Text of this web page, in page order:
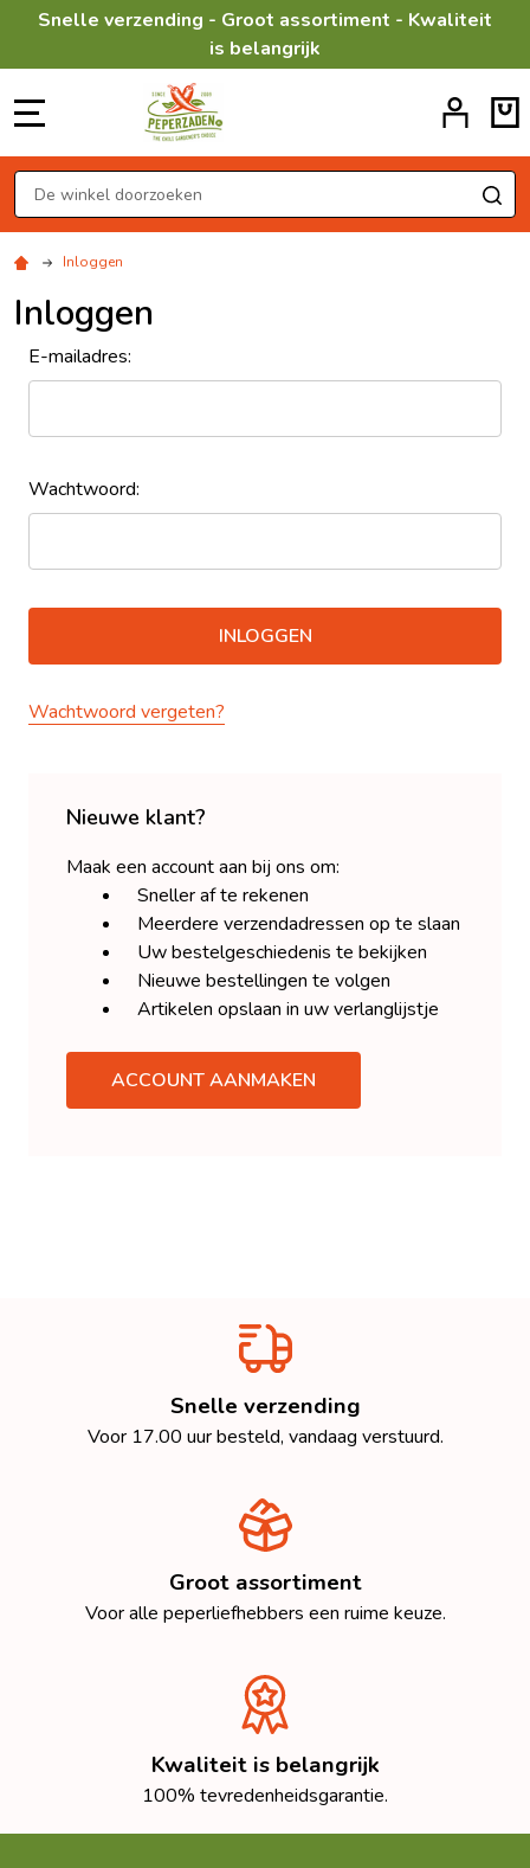
Snelle verzending - Groot assortiment - Kwaliteit
is belangrijk
Zoeken
Inloggen
Inloggen
E-mailadres:
Wachtwoord:
Wachtwoord vergeten?
Nieuwe klant?
Maak een account aan bij ons om:
Sneller af te rekenen
Meerdere verzendadressen op te slaan
Uw bestelgeschiedenis te bekijken
Nieuwe bestellingen te volgen
Artikelen opslaan in uw verlanglijstje
ACCOUNT AANMAKEN
Snelle verzending
Voor 17.00 uur besteld, vandaag verstuurd.
Groot assortiment
Voor alle peperliefhebbers een ruime keuze.
Kwaliteit is belangrijk
100% tevredenheidsgarantie.